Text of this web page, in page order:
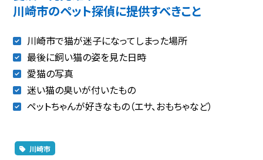
川崎市のペット探偵に提供すべきこと
川崎市で猫が迷子になってしまった場所
最後に飼い猫の姿を見た日時
愛猫の写真
迷い猫の臭いが付いたもの
ペットちゃんが好きなもの（エサ、おもちゃなど）
川崎市